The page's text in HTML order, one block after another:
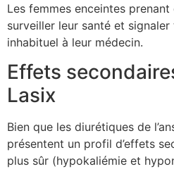
Les femmes enceintes
surveiller leur santé et
inhabituel à leur médecin.
Effets
Lasix
Bien que les diurétiques de
présentent un profil d’effets
plus sûr (hypokaliémie et